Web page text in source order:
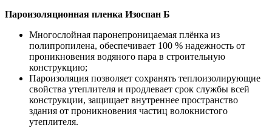
Пароизоляционная пленка Изоспан Б
Многослойная паронепроницаемая плёнка из
полипропилена, обеспечивает 100 % надежность от
проникновения водяного пара в строительную
конструкцию;
Пароизоляция позволяет сохранять теплоизолирующие
свойства утеплителя и продлевает срок службы всей
конструкции, защищает внутреннее пространство
здания от проникновения частиц волокнистого
утеплителя.